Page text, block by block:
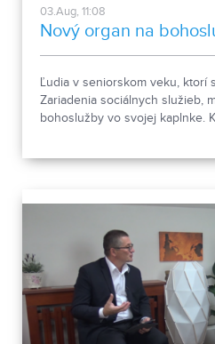
03.Aug, 11:08
Nový organ na
Ľudia v seniorskom veku, ktorí
Zariadenia sociálnych služieb,
bohoslužby vo svojej kaplnke.